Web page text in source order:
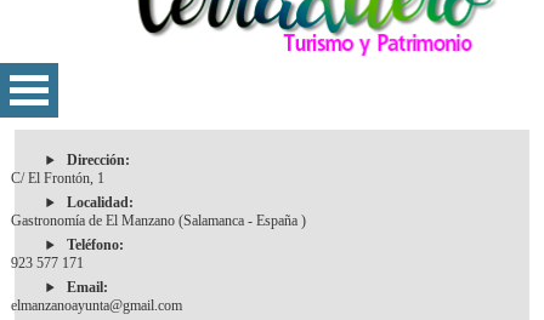
Dirección:
C/ El Frontón, 1
Localidad:
Gastronomía de El Manzano (Salamanca - España )
Teléfono:
923 577 171
Email:
elmanzanoayunta@gmail.com